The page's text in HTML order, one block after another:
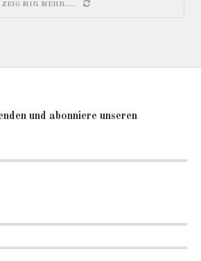
ZEIG MIR MEHR.....
und abonniere unseren